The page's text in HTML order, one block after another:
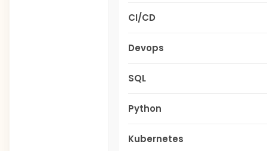
CI/CD
Devops
SQL
Python
Kubernetes